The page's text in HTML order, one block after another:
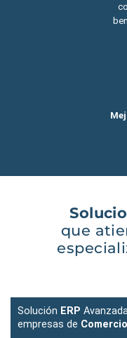
que
Solución ERP
empresas de